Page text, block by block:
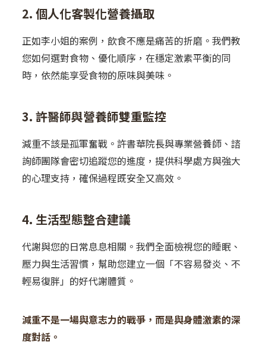
2. 個人化客製化營養攝取
正如李小姐的案例，飲食不應是痛苦的折磨。我們教
您如何選對食物、優化順序，在穩定激素平衡的同
時，依然能享受食物的原味與美味。
3. 許醫師與營養師雙重監控
減重不該是孤軍奮戰。許書華院長與專業營養師、諮
詢師團隊會密切追蹤您的進度，提供科學處方與強大
的心理支持，確保過程既安全又高效。
4. 生活型態整合建議
代謝與您的日常息息相關。我們全面檢視您的睡眠、
壓力與生活習慣，幫助您建立一個「不容易發炎、不
輕易復胖」的好代謝體質。
減重不是一場與意志力的戰爭，而是與身體激素的深
度對話。